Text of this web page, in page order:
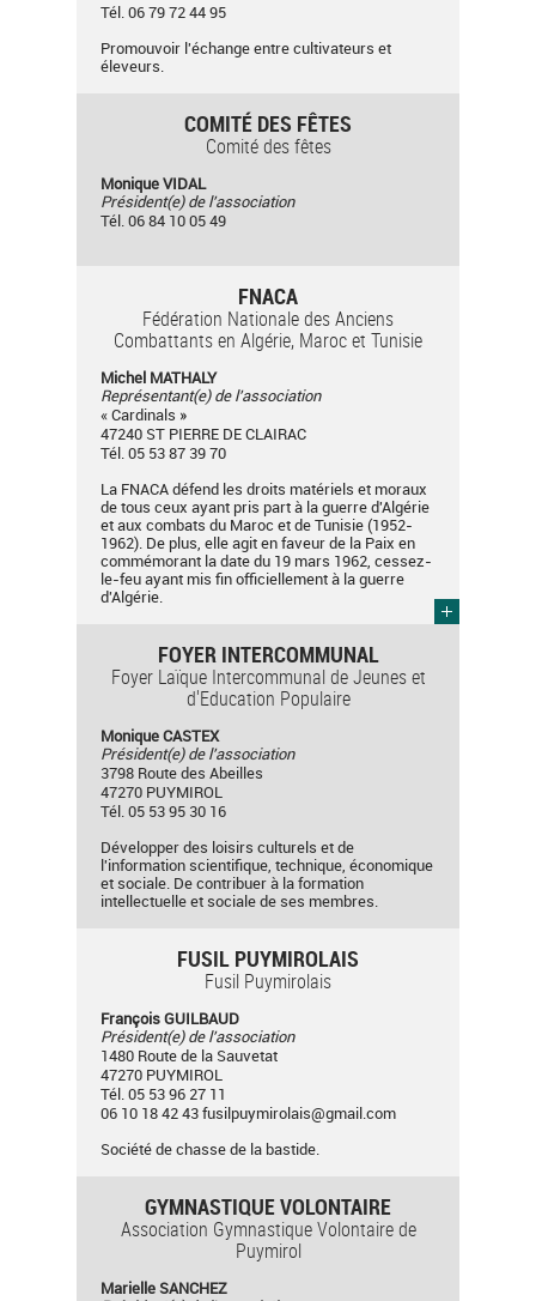
Tél. 06 79 72 44 95
Promouvoir l'échange entre cultivateurs et
éleveurs.
COMITÉ DES FÊTES
Comité des fêtes
Monique VIDAL
Président(e) de l'association
Tél. 06 84 10 05 49
FNACA
Fédération Nationale des Anciens
Combattants en Algérie, Maroc et Tunisie
Michel MATHALY
Représentant(e) de l'association
« Cardinals »
47240 ST PIERRE DE CLAIRAC
Tél. 05 53 87 39 70
La FNACA défend les droits matériels et moraux
de tous ceux ayant pris part à la guerre d'Algérie
et aux combats du Maroc et de Tunisie (1952-
1962). De plus, elle agit en faveur de la Paix en
commémorant la date du 19 mars 1962, cessez-
le-feu ayant mis fin officiellement à la guerre
d'Algérie.
FOYER INTERCOMMUNAL
Foyer Laïque Intercommunal de Jeunes et
d'Education Populaire
Monique CASTEX
Président(e) de l'association
3798 Route des Abeilles
47270 PUYMIROL
Tél. 05 53 95 30 16
Développer des loisirs culturels et de
l'information scientifique, technique, économique
et sociale. De contribuer à la formation
intellectuelle et sociale de ses membres.
FUSIL PUYMIROLAIS
Fusil Puymirolais
François GUILBAUD
Président(e) de l'association
1480 Route de la Sauvetat
47270 PUYMIROL
Tél. 05 53 96 27 11
06 10 18 42 43fusilpuymirolais@gmail.com
Société de chasse de la bastide.
GYMNASTIQUE VOLONTAIRE
Association Gymnastique Volontaire de
Puymirol
Marielle SANCHEZ